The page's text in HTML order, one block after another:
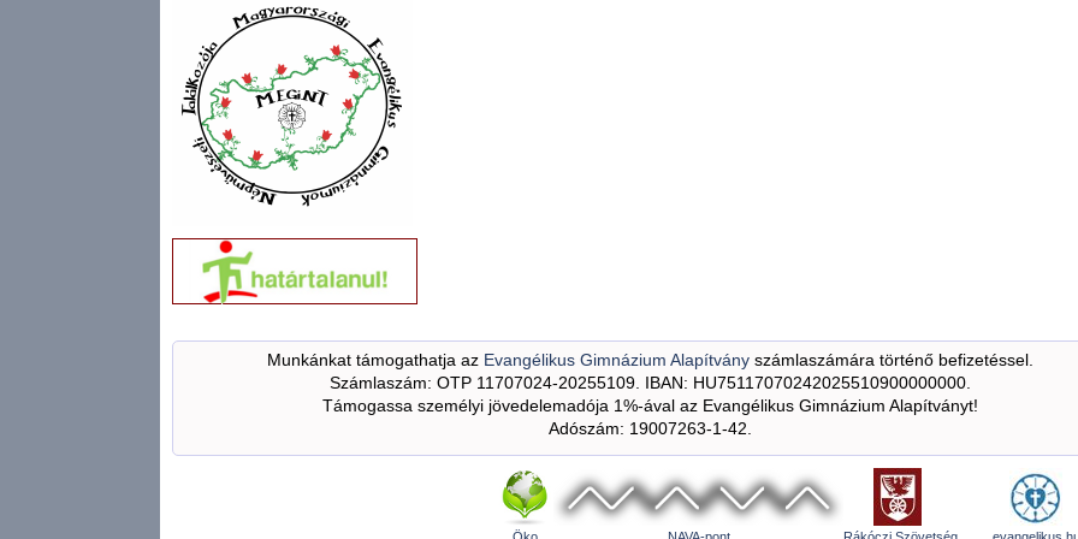
Munkánkat támogathatja az Evangélikus Gimnázium Alapítványszámlaszámára történő befizetéssel.
Számlaszám: OTP 11707024-20255109. IBAN: HU75117070242025510900000000.
Támogassa személyi jövedelemadója 1%-ával az Evangélikus Gimnázium Alapítványt!
Adószám: 19007263-1-42.